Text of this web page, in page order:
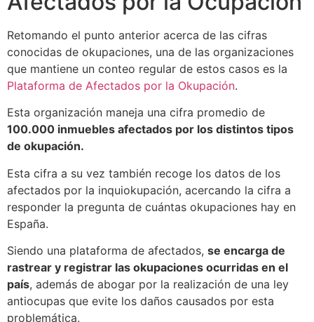
Retomando el punto anterior acerca de las cifras
conocidas de okupaciones, una de las organizaciones
que mantiene un conteo regular de estos casos es la
Plataforma de Afectados por la Okupación.
Esta organización maneja una cifra promedio de
100.000 inmuebles afectados por los distintos tipos
de okupación.
Esta cifra a su vez también recoge los datos de los
afectados por la inquiokupación, acercando la cifra a
responder la pregunta de cuántas okupaciones hay en
España.
Siendo una plataforma de afectados, se encarga de
rastrear y registrar las okupaciones ocurridas en el
país, además de abogar por la realización de una ley
antiocupas que evite los daños causados por esta
problemática.